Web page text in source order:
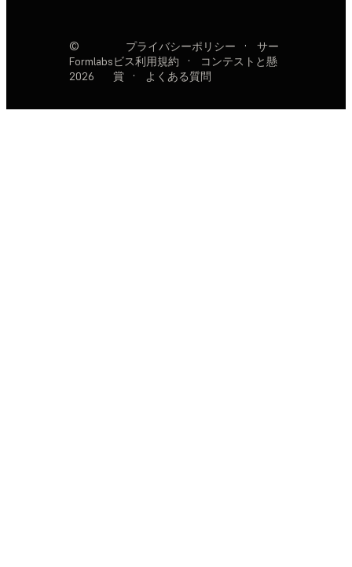
©
Formlabs
2026
プライバシーポリシー ·
サー
ビス利用規約
·
コンテストと懸
賞
· よくある質問